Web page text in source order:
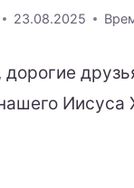
23.08.2025
Иисуса